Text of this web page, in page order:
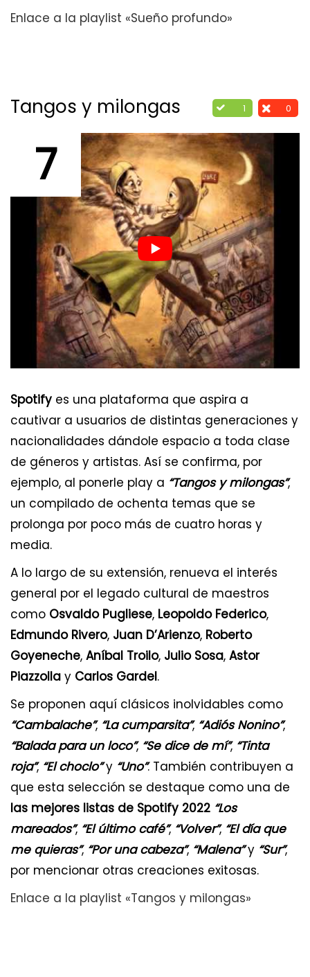
Enlace a la playlist «Sueño profundo»
1 0
Tangos y milongas
7
Spotify es una plataforma que aspira a
cautivar a usuarios de distintas generaciones y
nacionalidades dándole espacio a toda clase
de géneros y artistas. Así se confirma, por
ejemplo, al ponerle play a “Tangos y milongas”,
un compilado de ochenta temas que se
prolonga por poco más de cuatro horas y
media.
A lo largo de su extensión, renueva el interés
general por el legado cultural de maestros
como Osvaldo Pugliese, Leopoldo Federico,
Edmundo Rivero, Juan D’Arienzo, Roberto
Goyeneche, Aníbal Troilo, Julio Sosa, Astor
Piazzolla y Carlos Gardel.
Se proponen aquí clásicos inolvidables como
“Cambalache”, “La cumparsita”, “Adiós Nonino”,
“Balada para un loco”, “Se dice de mí”, “Tinta
roja”, “El choclo”y “Uno”. También contribuyen a
que esta selección se destaque como una de
las mejores listas de Spotify 2022 “Los
mareados”, “El último café”, “Volver”, “El día que
me quieras”, “Por una cabeza”, “Malena”y “Sur”,
por mencionar otras creaciones exitosas.
Enlace a la playlist «Tangos y milongas»